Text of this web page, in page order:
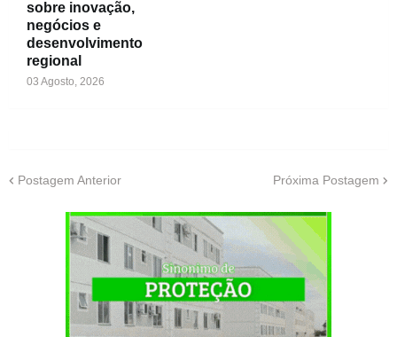
sobre inovação,
negócios e
desenvolvimento
regional
03 Agosto, 2026
Postagem Anterior Próxima Postagem